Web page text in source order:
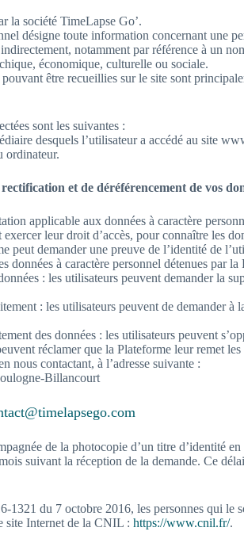
la société TimeLapse Go’.
désigne toute information concernant une
notamment par référence à un
économique, culturelle ou sociale.
être recueillies sur le site sont
sont les suivantes :
desquels l’utilisateur a accédé au site
ordinateur.
et de déréférencement de vos
applicable aux données à caractère
leur droit d’accès, pour connaître les
peut demander une preuve de l’identité de
données à caractère personnel détenues par
: les utilisateurs peuvent demander la
: les utilisateurs peuvent de demander
des données : les utilisateurs peuvent
réclamer que la Plateforme leur remet
nous contactant, à l’adresse suivante :
Billancourt
de la photocopie d’un titre d’identité
suivant la réception de la demande. Ce
1321 du 7 octobre 2016, les personnes qui le
site Internet de la CNIL :https://www.cnil.fr/.